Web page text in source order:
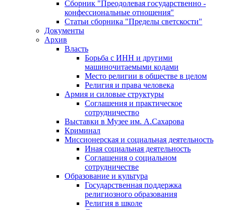
Сборник "Преодолевая государственно -
конфессиональные отношения"
Статьи сборника "Пределы светскости"
Документы
Архив
Власть
Борьба с ИНН и другими
машиночитаемыми кодами
Место религии в обществе в целом
Религия и права человека
Армия и силовые структуры
Соглашения и практическое
сотрудничество
Выставки в Музее им. А.Сахарова
Криминал
Миссионерская и социальная деятельность
Иная социальная деятельность
Соглашения о социальном
сотрудничестве
Образование и культура
Государственная поддержка
религиозного образования
Религия в школе